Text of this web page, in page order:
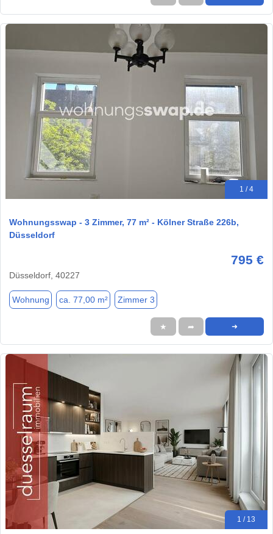
1 / 4
Wohnungsswap - 3 Zimmer, 77 m² - Kölner Straße 226b,
Düsseldorf
795 €
Düsseldorf, 40227
Wohnung ca. 77,00 m² Zimmer 3
★ ➦ ➜
1 / 13